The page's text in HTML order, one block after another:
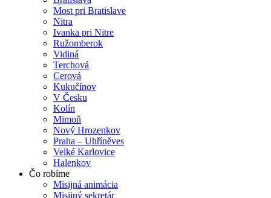
Most pri Bratislave
Nitra
Ivanka pri Nitre
Ružomberok
Vidiná
Terchová
Cerová
Kukučínov
V Česku
Kolín
Mimoň
Nový Hrozenkov
Praha – Uhříněves
Velké Karlovice
Halenkov
Čo robíme
Misijná animácia
Misijný sekretár